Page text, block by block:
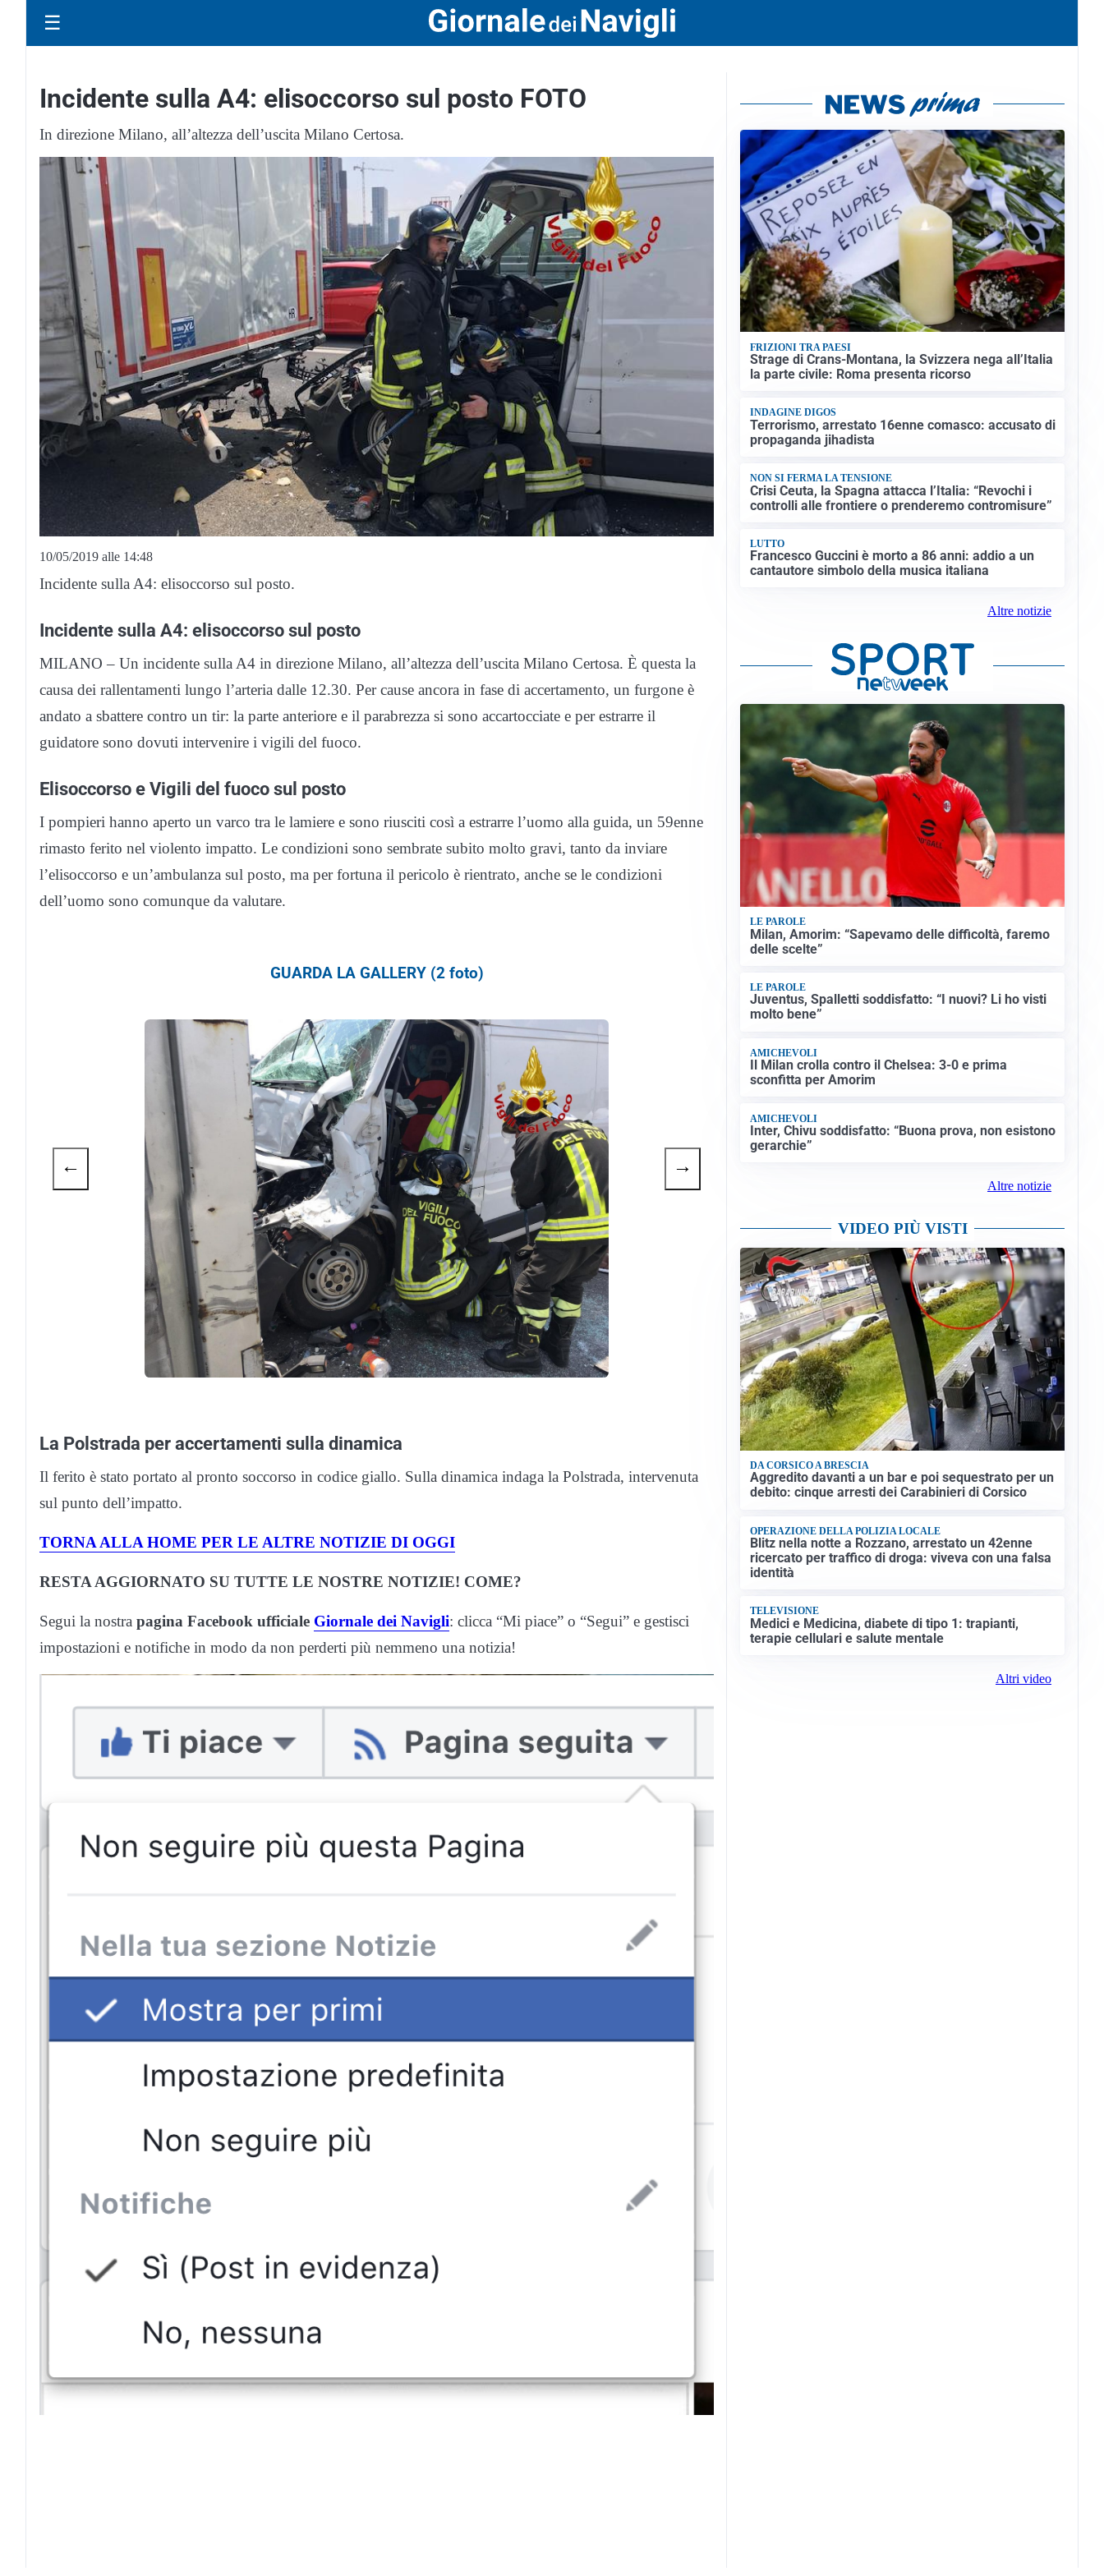
☰
Incidente sulla A4: elisoccorso sul posto FOTO
In direzione Milano, all’altezza dell’uscita Milano Certosa.
10/05/2019 alle 14:48
Incidente sulla A4: elisoccorso sul posto.
Incidente sulla A4: elisoccorso sul posto
MILANO – Un incidente sulla A4 in direzione Milano, all’altezza dell’uscita Milano Certosa. È questa la
causa dei rallentamenti lungo l’arteria dalle 12.30. Per cause ancora in fase di accertamento, un furgone è
andato a sbattere contro un tir: la parte anteriore e il parabrezza si sono accartocciate e per estrarre il
guidatore sono dovuti intervenire i vigili del fuoco.
Elisoccorso e Vigili del fuoco sul posto
I pompieri hanno aperto un varco tra le lamiere e sono riusciti così a estrarre l’uomo alla guida, un 59enne
rimasto ferito nel violento impatto. Le condizioni sono sembrate subito molto gravi, tanto da inviare
l’elisoccorso e un’ambulanza sul posto, ma per fortuna il pericolo è rientrato, anche se le condizioni
dell’uomo sono comunque da valutare.
GUARDA LA GALLERY (2 foto)
← →
La Polstrada per accertamenti sulla dinamica
Il ferito è stato portato al pronto soccorso in codice giallo. Sulla dinamica indaga la Polstrada, intervenuta
sul punto dell’impatto.
TORNA ALLA HOME PER LE ALTRE NOTIZIE DI OGGI
RESTA AGGIORNATO SU TUTTE LE NOSTRE NOTIZIE! COME?
Segui la nostra pagina Facebook ufficiale Giornale dei Navigli: clicca “Mi piace” o “Segui” e gestisci
impostazioni e notifiche in modo da non perderti più nemmeno una notizia!
FRIZIONI TRA PAESI
Strage di Crans-Montana, la Svizzera nega all’Italia
la parte civile: Roma presenta ricorso
INDAGINE DIGOS
Terrorismo, arrestato 16enne comasco: accusato di
propaganda jihadista
NON SI FERMA LA TENSIONE
Crisi Ceuta, la Spagna attacca l’Italia: “Revochi i
controlli alle frontiere o prenderemo contromisure”
LUTTO
Francesco Guccini è morto a 86 anni: addio a un
cantautore simbolo della musica italiana
Altre notizie
LE PAROLE
Milan, Amorim: “Sapevamo delle difficoltà, faremo
delle scelte”
LE PAROLE
Juventus, Spalletti soddisfatto: “I nuovi? Li ho visti
molto bene”
AMICHEVOLI
Il Milan crolla contro il Chelsea: 3-0 e prima
sconfitta per Amorim
AMICHEVOLI
Inter, Chivu soddisfatto: “Buona prova, non esistono
gerarchie”
Altre notizie
VIDEO PIÙ VISTI
DA CORSICO A BRESCIA
Aggredito davanti a un bar e poi sequestrato per un
debito: cinque arresti dei Carabinieri di Corsico
OPERAZIONE DELLA POLIZIA LOCALE
Blitz nella notte a Rozzano, arrestato un 42enne
ricercato per traffico di droga: viveva con una falsa
identità
TELEVISIONE
Medici e Medicina, diabete di tipo 1: trapianti,
terapie cellulari e salute mentale
Altri video